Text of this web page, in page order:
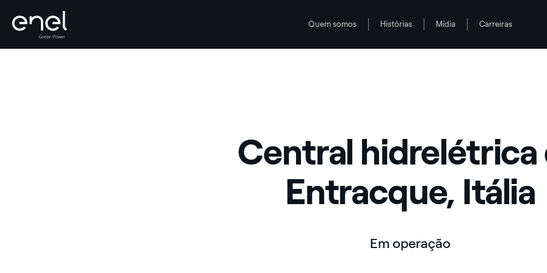
Quem somos Histórias Mídia Carreiras
Central hidrelétrica
Entracque, Itália
Em operação